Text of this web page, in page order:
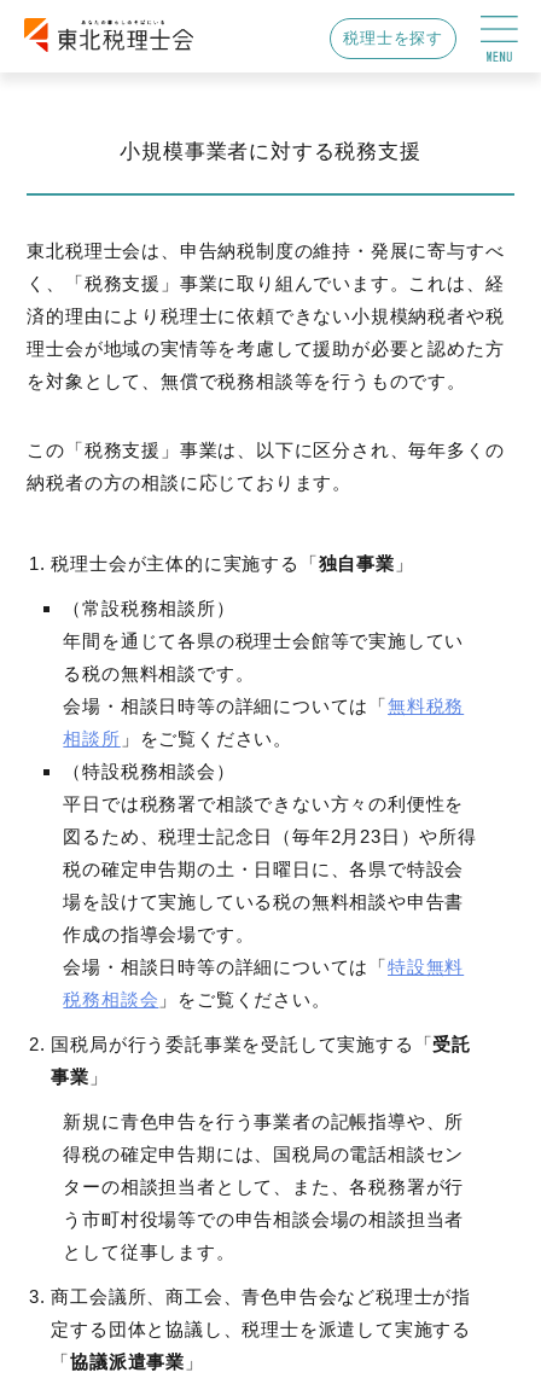
税理士を探す
小規模事業者に対する税務支援
東北税理士会は、申告納税制度の維持・発展に寄与すべ
く、「税務支援」事業に取り組んでいます。これは、経
済的理由により税理士に依頼できない小規模納税者や税
理士会が地域の実情等を考慮して援助が必要と認めた方
を対象として、無償で税務相談等を行うものです。
この「税務支援」事業は、以下に区分され、毎年多くの
納税者の方の相談に応じております。
税理士会が主体的に実施する「独自事業 」
（常設税務相談所）
年間を通じて各県の税理士会館等で実施してい
る税の無料相談です。
会場・相談日時等の詳細については「無料税務
相談所 」をご覧ください。
（特設税務相談会）
平日では税務署で相談できない方々の利便性を
図るため、税理士記念日（毎年2月23日）や所得
税の確定申告期の土・日曜日に、各県で特設会
場を設けて実施している税の無料相談や申告書
作成の指導会場です。
会場・相談日時等の詳細については「特設無料
税務相談会 」をご覧ください。
国税局が行う委託事業を受託して実施する「受託
事業 」
新規に青色申告を行う事業者の記帳指導や、所
得税の確定申告期には、国税局の電話相談セン
ターの相談担当者として、また、各税務署が行
う市町村役場等での申告相談会場の相談担当者
として従事します。
商工会議所、商工会、青色申告会など税理士が指
定する団体と協議し、税理士を派遣して実施する
「協議派遣事業 」